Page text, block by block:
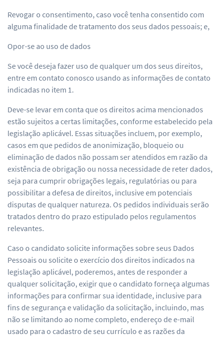
Revogar o consentimento, caso você tenha consentido com
alguma finalidade de tratamento dos seus dados pessoais; e,
Opor-se ao uso de dados
Se você deseja fazer uso de qualquer um dos seus direitos,
entre em contato conosco usando as informações de contato
indicadas no item 1.
Deve-se levar em conta que os direitos acima mencionados
estão sujeitos a certas limitações, conforme estabelecido pela
legislação aplicável. Essas situações incluem, por exemplo,
casos em que pedidos de anonimização, bloqueio ou
eliminação de dados não possam ser atendidos em razão da
existência de obrigação ou nossa necessidade de reter dados,
seja para cumprir obrigações legais, regulatórias ou para
possibilitar a defesa de direitos, inclusive em potenciais
disputas de qualquer natureza. Os pedidos individuais serão
tratados dentro do prazo estipulado pelos regulamentos
relevantes.
Caso o candidato solicite informações sobre seus Dados
Pessoais ou solicite o exercício dos direitos indicados na
legislação aplicável, poderemos, antes de responder a
qualquer solicitação, exigir que o candidato forneça algumas
informações para confirmar sua identidade, inclusive para
fins de segurança e validação da solicitação, incluindo, mas
não se limitando ao nome completo, endereço de e-mail
usado para o cadastro de seu currículo e as razões da